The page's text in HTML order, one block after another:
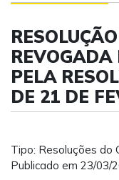
REVOGADA
PELA
DE 21 DE
Tipo: Resoluções do
Publicado em 23/03/